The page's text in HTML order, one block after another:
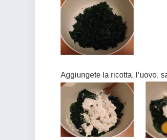
Aggiungete la ricotta, l’uovo,